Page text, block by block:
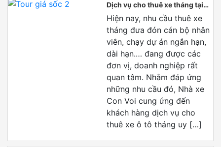
Dịch vụ cho thuê xe tháng tại
Huế
Hiện nay, nhu cầu thuê xe
tháng đưa đón cán bộ nhân
viên, chạy dự án ngắn hạn,
dài hạn.… đang được các
đơn vị, doanh nghiệp rất
quan tâm. Nhằm đáp ứng
những nhu cầu đó, Nhà xe
Con Voi cung ứng đến
khách hàng dịch vụ cho
thuê xe ô tô tháng uy […]